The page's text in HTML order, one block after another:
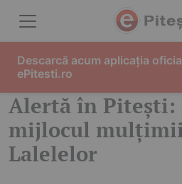
Alertă în Pitești:
mijlocul
Lalelelor
Descarcă acum aplicația
ePitesti.ro